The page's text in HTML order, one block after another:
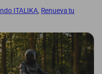
ITALIKA, Renueva tu